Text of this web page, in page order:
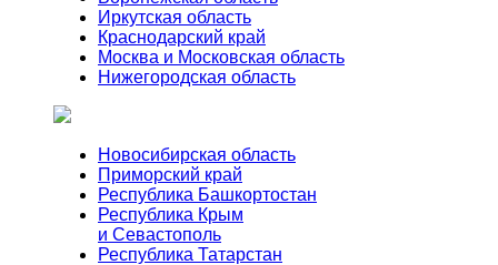
Иркутская область
Краснодарский край
Москва и Московская область
Нижегородская область
Новосибирская область
Приморский край
Республика Башкортостан
Республика Крым
и Севастополь
Республика Татарстан